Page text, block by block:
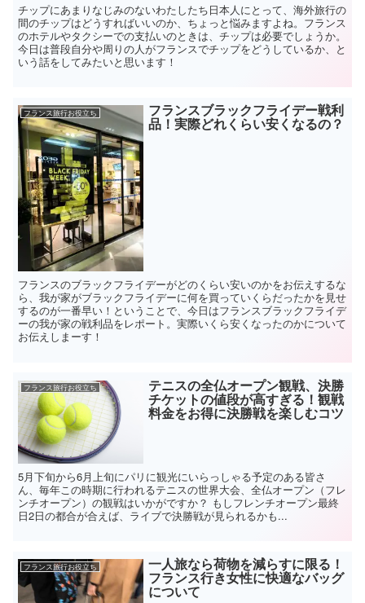
チップにあまりなじみのないわたしたち日本人にとって、海外旅行の
間のチップはどうすればいいのか、ちょっと悩みますよね。フランス
のホテルやタクシーでの支払いのときは、チップは必要でしょうか。
今日は普段自分や周りの人がフランスでチップをどうしているか、と
いう話をしてみたいと思います！
フランス旅行お役立ち フランスブラックフライデー戦利
品！実際どれくらい安くなるの？
フランスのブラックフライデーがどのくらい安いのかをお伝えするな
ら、我が家がブラックフライデーに何を買っていくらだったかを見せ
するのが一番早い！ということで、今日はフランスブラックフライデ
ーの我が家の戦利品をレポート。実際いくら安くなったのかについて
お伝えしまーす！
フランス旅行お役立ち テニスの全仏オープン観戦、決勝
チケットの値段が高すぎる！観戦
料金をお得に決勝戦を楽しむコツ
5月下旬から6月上旬にパリに観光にいらっしゃる予定のある皆さ
ん、毎年この時期に行われるテニスの世界大会、全仏オープン（フレ
ンチオープン）の観戦はいかがですか？ もしフレンチオープン最終
日2日の都合が合えば、ライブで決勝戦が見られるかも...
フランス旅行お役立ち 一人旅なら荷物を減らすに限る！
フランス行き女性に快適なバッグ
について